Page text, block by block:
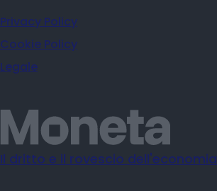
Privacy Policy
Cookie Policy
Legale
Il dritto e il rovescio dell'economia